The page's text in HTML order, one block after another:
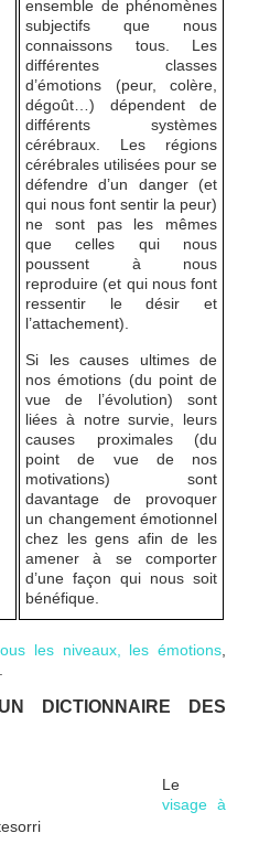
ensemble de phénomènes
subjectifs que nous
connaissons tous. Les
différentes classes
d’émotions (peur, colère,
dégoût…) dépendent de
différents systèmes
cérébraux. Les régions
cérébrales utilisées pour se
défendre d’un danger (et
qui nous font sentir la peur)
ne sont pas les mêmes
que celles qui nous
poussent à nous
reproduire (et qui nous font
ressentir le désir et
l’attachement).
Si les causes ultimes de
nos émotions (du point de
vue de l’évolution) sont
liées à notre survie, leurs
causes proximales (du
point de vue de nos
motivations) sont
davantage de provoquer
un changement émotionnel
chez les gens afin de les
amener à se comporter
d’une façon qui nous soit
bénéfique.
les niveaux, les émotions
DICTIONNAIRE DES
Le
visage à